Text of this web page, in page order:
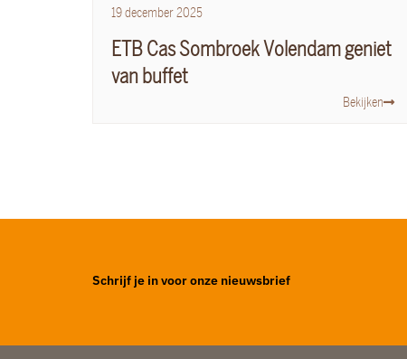
19 december 2025
ETB Cas Sombroek Volendam geniet
van buffet
Bekijken
Schrijf je in voor onze nieuwsbrief